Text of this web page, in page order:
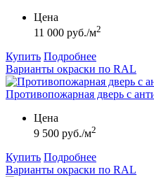
Цена
11 000 руб./м2
Купить Подробнее
Варианты окраски по RAL
Противопожарная дверь с
Цена
9 500 руб./м2
Купить Подробнее
Варианты окраски по RAL